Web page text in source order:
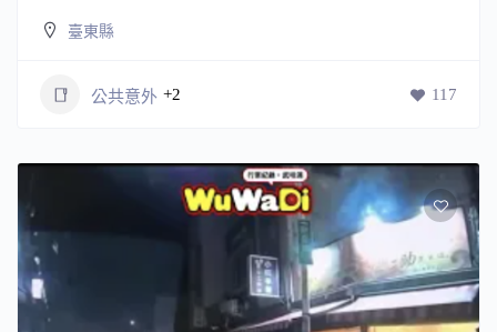
臺東縣
公共意外 +2 117